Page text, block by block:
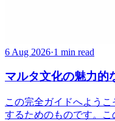
6 Aug 2026·1 min read
マルタ文化の魅力的
この完全ガイドへよう
するためのものです。